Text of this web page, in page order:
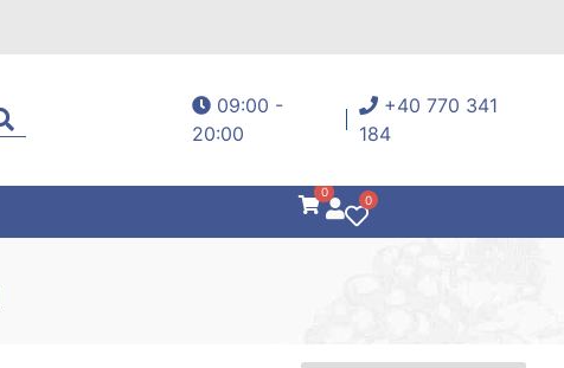
09:00 -
20:00
+40 770 341
184
0
0